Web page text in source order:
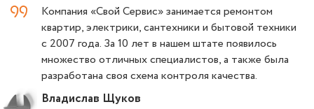
Компания «Свой Сервис» занимается ремонтом
квартир, электрики, сантехники и бытовой техники
с 2007 года. За 10 лет в нашем штате появилось
множество отличных специалистов, а также была
разработана своя схема контроля качества.
Владислав Щуков